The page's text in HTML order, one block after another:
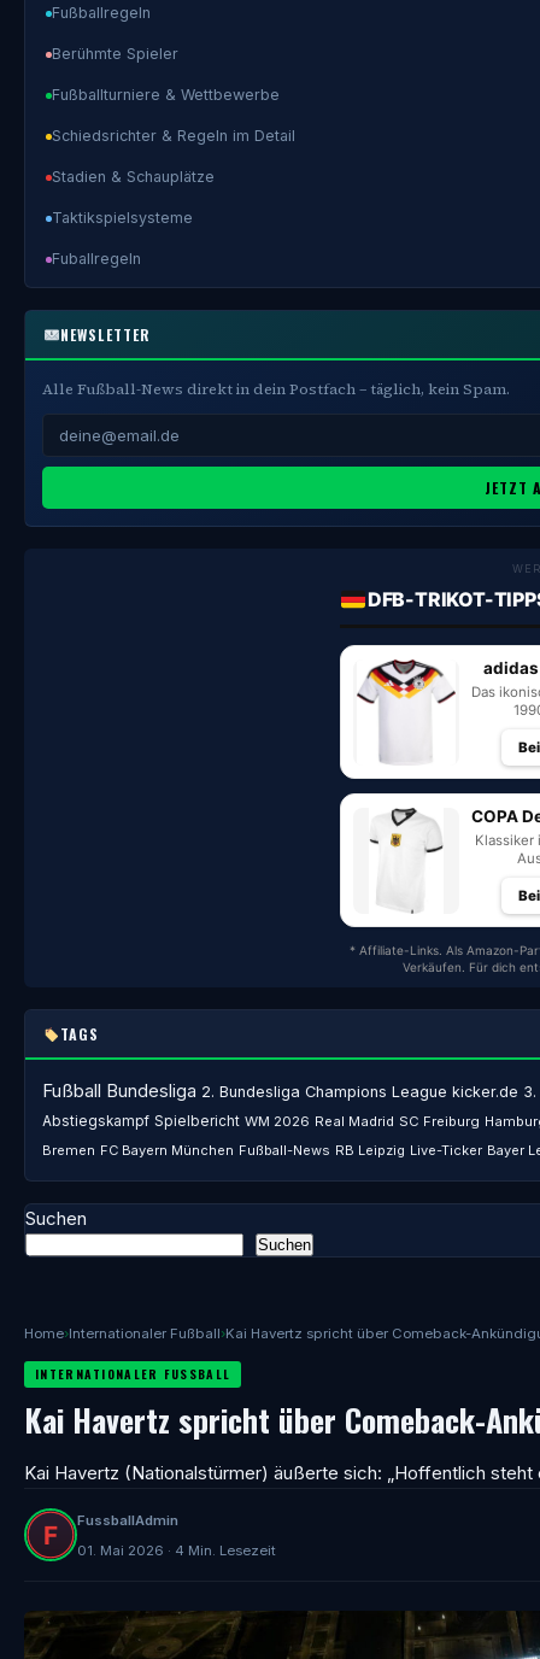
Home›Internationaler Fußball›Kai Havertz spricht über Comeback-
INTERNATIONALER FUSSBALL
Kai Havertz spricht über Comeback-
Kai Havertz (Nationalstürmer) äußerte sich: „Hoffentlich
FussballAdmin
01. Mai 2026 · 4 Min. Lesezeit
Fußballregeln
Berühmte Spieler
Fußballturniere & Wettbewerbe
Schiedsrichter & Regeln im Detail
Stadien & Schauplätze
Taktikspielsysteme
Fuballregeln
NEWSLETTER
Alle Fußball-News direkt in dein Postfach – täglich, kein Spam.
JETZT
DFB-TRIKOT-
Das
COPA
Klassiker
* Affiliate-Links. Als Amazon-
Verkäufen. Für dich
TAGS
Fußball Bundesliga 2. Bundesliga Champions League kicker.de 3.
Abstiegskampf Spielbericht WM 2026 Real Madrid SC Freiburg
Bremen FC Bayern München Fußball-News RB Leipzig Live-Ticker Bayer
Suchen
Suchen